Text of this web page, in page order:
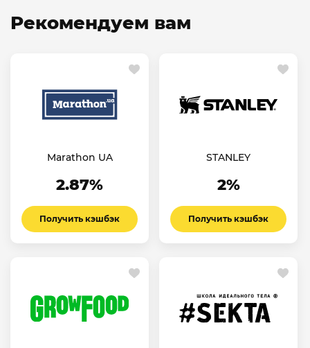
Рекомендуем вам
Marathon UA
2.87%
Получить кэшбэк
STANLEY
2%
Получить кэшбэк